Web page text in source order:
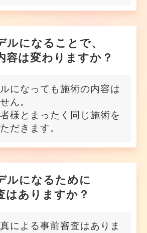
ルになることで、
容は変わりますか？
になっても施術の内容は
ん。
様とまったく同じ施術を
だきます。
ルになるために
はありますか？
による事前審査はありま